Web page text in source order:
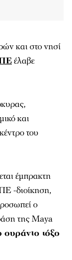
και στο νησί
έλαβε
και
του
έμπρακτη
-διοίκηση,
ο
της Maya
ουράνιο τόξο